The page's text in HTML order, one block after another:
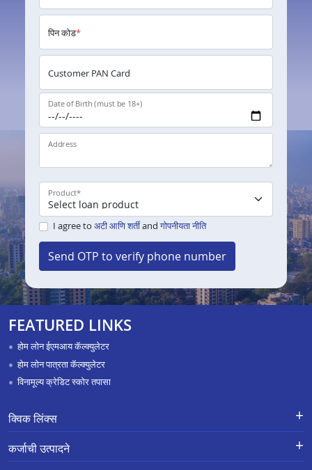
पिन कोड*
Customer PAN Card
Date of Birth (must be 18+)
Address
Product*
I agree to अटी आणि शर्तीand गोपनीयता नीति
Send OTP to verify phone number
FEATURED LINKS
होम लोन ईएमआय कॅल्क्युलेटर
होम लोन पात्रता कॅल्क्युलेटर
विनामूल्य क्रेडिट स्कोर तपासा
क्विक लिंक्स
नवीन कर्जासाठी अर्ज
APR Calculator
करिअर
कर्जाची उत्पादने